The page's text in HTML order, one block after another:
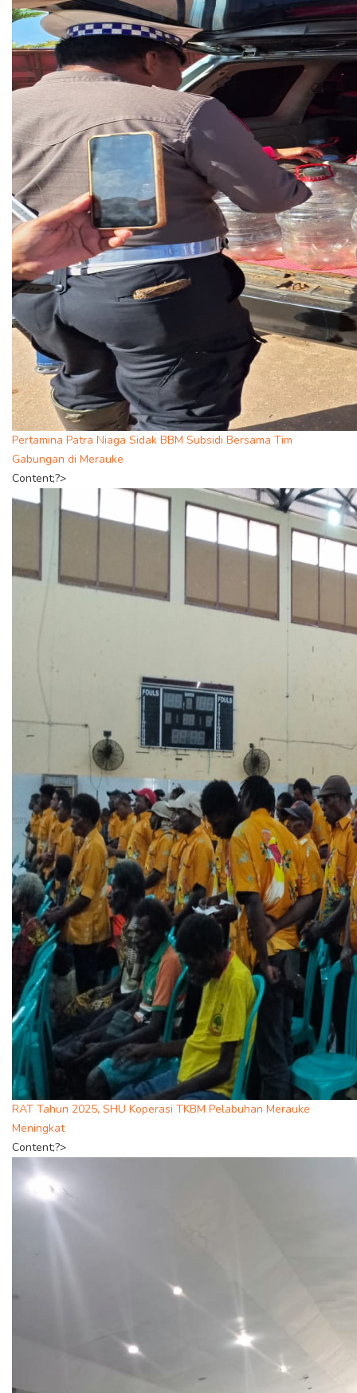
Pertamina Patra Niaga Sidak BBM Subsidi Bersama Tim
Gabungan di Merauke
Content;?>
RAT Tahun 2025, SHU Koperasi TKBM Pelabuhan Merauke
Meningkat
Content;?>